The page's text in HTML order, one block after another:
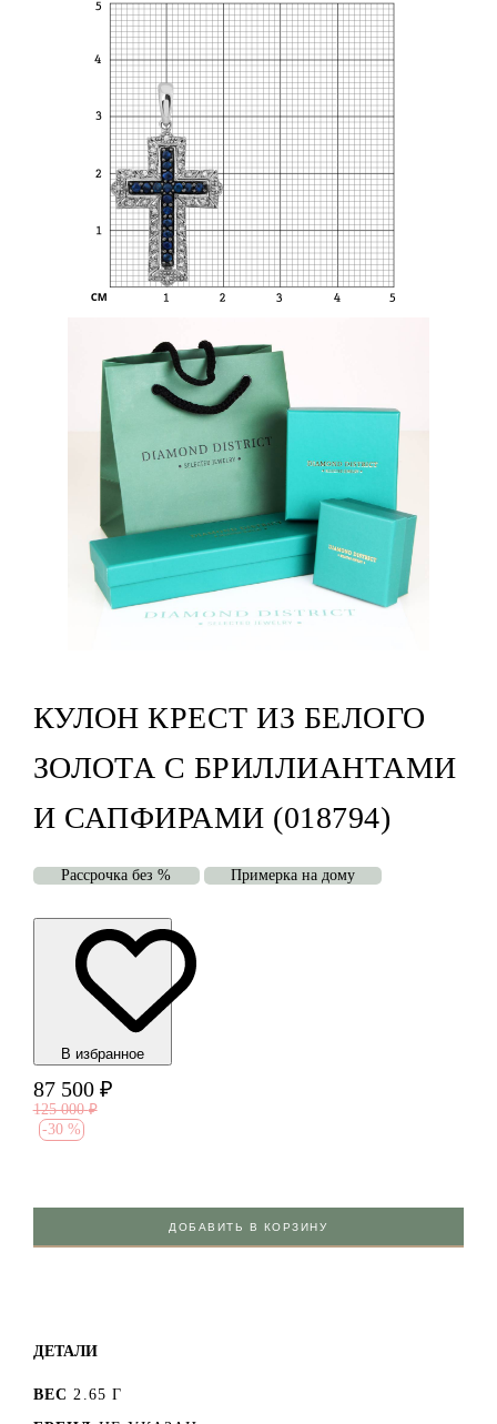
КУЛОН КРЕСТ ИЗ БЕЛОГО
ЗОЛОТА С БРИЛЛИАНТАМИ
И САПФИРАМИ (018794)
Рассрочка без % Примерка на дому
В избранноe
87 500 ₽
125 000 ₽
-30 %
ДОБАВИТЬ В КОРЗИНУ
ДЕТАЛИ
ВЕС 2.65 Г